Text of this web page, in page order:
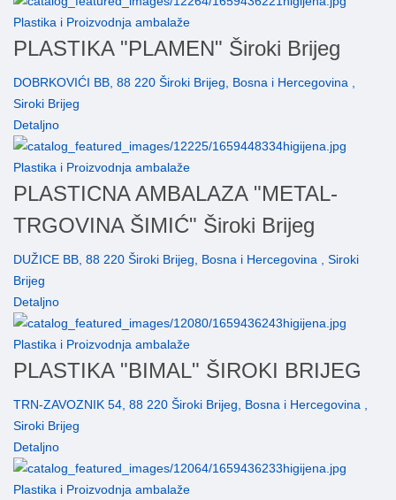
Plastika i Proizvodnja ambalaže
PLASTIKA "PLAMEN" Široki Brijeg
DOBRKOVIĆI BB, 88 220 Široki Brijeg, Bosna i Hercegovina ,
Siroki Brijeg
Detaljno
Plastika i Proizvodnja ambalaže
PLASTICNA AMBALAZA "METAL-
TRGOVINA ŠIMIĆ" Široki Brijeg
DUŽICE BB, 88 220 Široki Brijeg, Bosna i Hercegovina , Siroki
Brijeg
Detaljno
Plastika i Proizvodnja ambalaže
PLASTIKA "BIMAL" ŠIROKI BRIJEG
TRN-ZAVOZNIK 54, 88 220 Široki Brijeg, Bosna i Hercegovina ,
Siroki Brijeg
Detaljno
Plastika i Proizvodnja ambalaže